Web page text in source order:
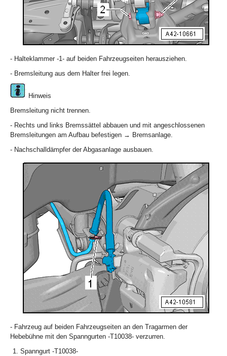
- Halteklammer -1- auf beiden Fahrzeugseiten herausziehen.
- Bremsleitung aus dem Halter frei legen.
Hinweis
Bremsleitung nicht trennen.
- Rechts und links Bremssättel abbauen und mit angeschlossenen
Bremsleitungen am Aufbau befestigen → Bremsanlage.
- Nachschalldämpfer der Abgasanlage ausbauen.
- Fahrzeug auf beiden Fahrzeugseiten an den Tragarmen der
Hebebühne mit den Spanngurten -T10038- verzurren.
Spanngurt -T10038-